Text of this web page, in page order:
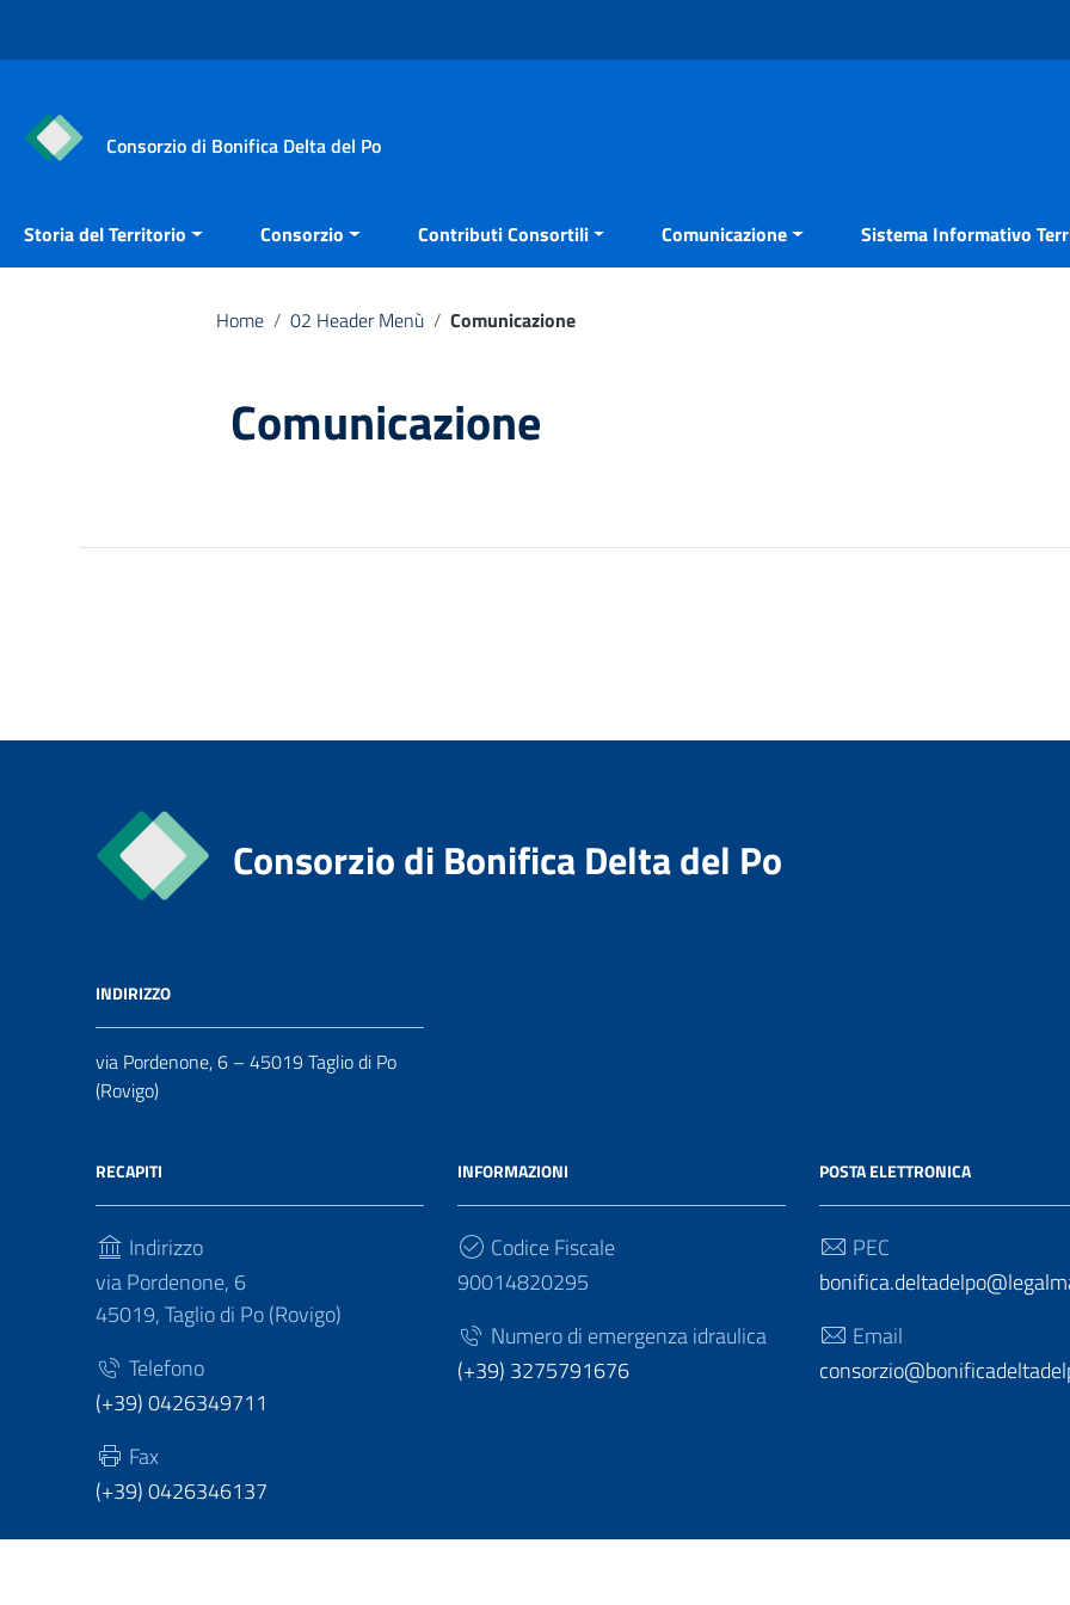
Consorzio di Bonifica Delta del Po
Storia del Territorio Consorzio Contributi Consortili Comunicazione Sistema Informativo
Home / 02 Header Menù / Comunicazione
Comunicazione
Consorzio di Bonifica Delta del Po
INDIRIZZO
via Pordenone, 6 – 45019 Taglio di Po
(Rovigo)
RECAPITI
Indirizzo
via Pordenone, 6
45019, Taglio di Po (Rovigo)
Telefono
(+39) 0426349711
Fax
(+39) 0426346137
INFORMAZIONI
Codice Fiscale
90014820295
Numero di emergenza idraulica
(+39) 3275791676
POSTA ELETTRONICA
PEC
Email